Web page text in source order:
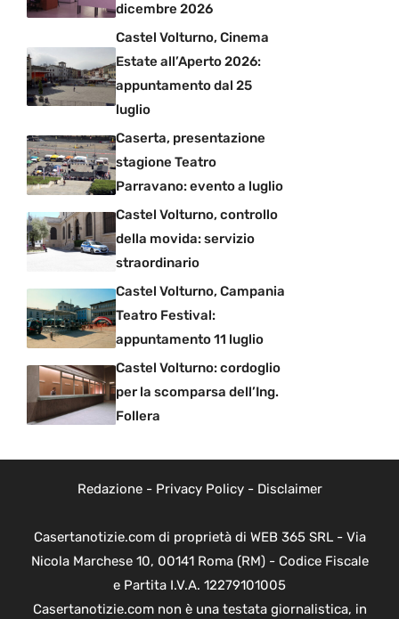
dicembre 2026
Castel Volturno, Cinema
Estate all’Aperto 2026:
appuntamento dal 25
luglio
Caserta, presentazione
stagione Teatro
Parravano: evento a luglio
Castel Volturno, controllo
della movida: servizio
straordinario
Castel Volturno, Campania
Teatro Festival:
appuntamento 11 luglio
Castel Volturno: cordoglio
per la scomparsa dell’Ing.
Follera
Redazione- Privacy Policy- Disclaimer
Casertanotizie.com di proprietà di WEB 365 SRL - Via
Nicola Marchese 10, 00141 Roma (RM) - Codice Fiscale
e Partita I.V.A. 12279101005
Casertanotizie.com non è una testata giornalistica, in